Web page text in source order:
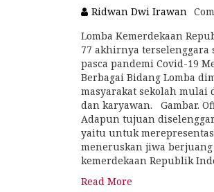
Ridwan Dwi Irawan
Lomba Kemerdekaan
77 akhirnya
pasca pandemi Covid-19
Berbagai Bidang Lomba
masyarakat sekolah
dan karyawan. Gambar.
Adapun tujuan
yaitu untuk
meneruskan jiwa
kemerdekaan Republik
Read More